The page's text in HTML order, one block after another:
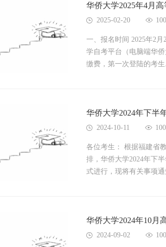
华侨大学2025年4月
2025-02-20 100
一、报名时间 2025年2
学自考平台（电脑端华
缴费，第一次登陆的考生
华侨大学2024年下半
2024-10-11 100
各位考生： 根据福建省
排，华侨大学2024年下
式进行，现将有关事项
华侨大学2024年10月
2024-09-02 100